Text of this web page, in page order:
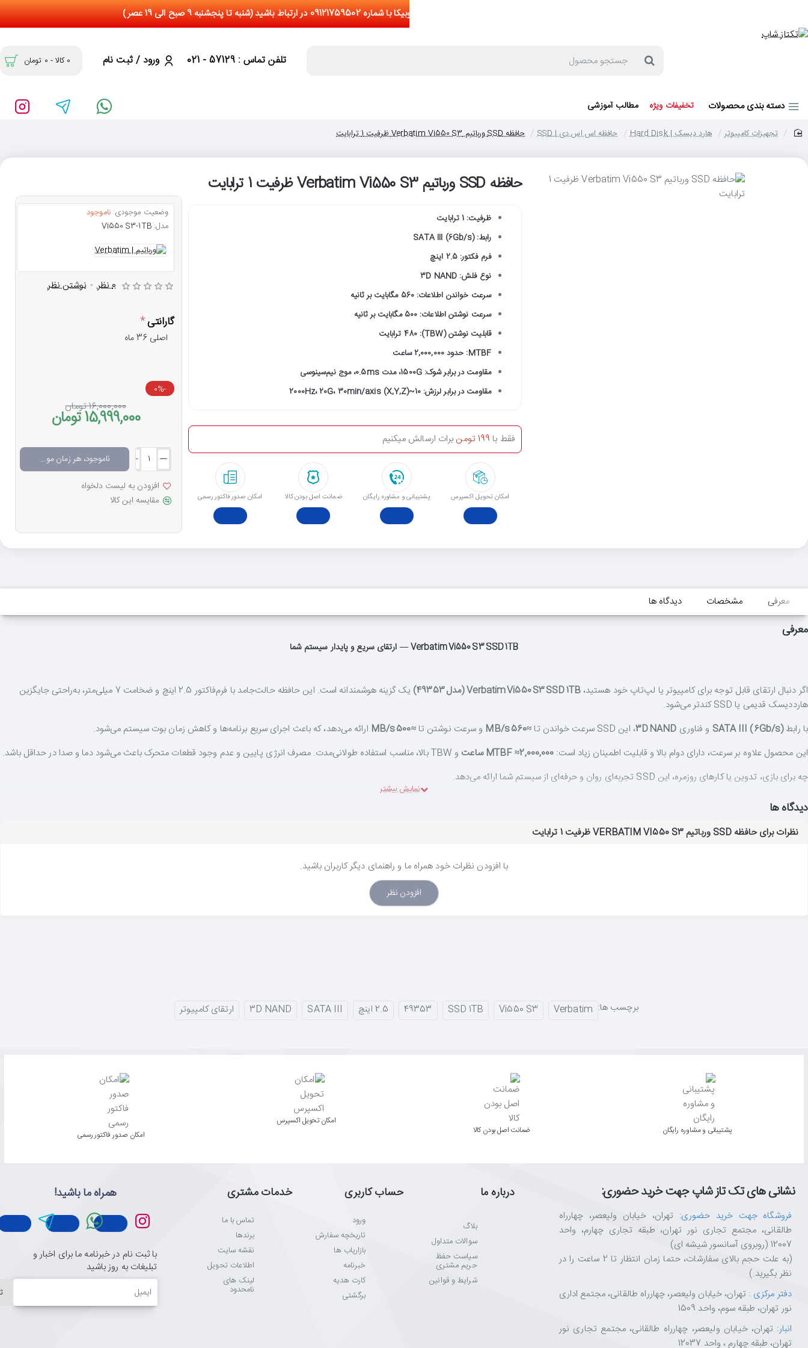
جستجو
تلفن تماس : 57129 - 021 ورود / ثبت نام 0 کالا - 0 تومان
دسته بندی محصولات تخفیفات ویژه مطالب آموزشی
تجهیزات کامپیوتر هارد دیسک | Hard Disk حافظه اس اس دی | SSD حافظه SSD ورباتیم Verbatim Vi550 S3 ظرفیت 1 ترابایت
حافظه SSD ورباتیم Verbatim Vi550 S3 ظرفیت 1 ترابایت
ظرفیت: 1 ترابایت
رابط: SATA III (6Gb/s)
فرم فکتور: 2.5 اینچ
نوع فلش: 3D NAND
سرعت خواندن اطلاعات: 560 مگابایت بر ثانیه
سرعت نوشتن اطلاعات: 500 مگابایت بر ثانیه
قابلیت نوشتن (TBW): 480 ترابایت
MTBF: حدود 2,000,000 ساعت
مقاومت در برابر شوک: 1500G، مدت 0.5ms، موج نیم‌سینوسی
مقاومت در برابر لرزش: 10~2000Hz، 20G، 30min/axis (X,Y,Z)
امکان تحویل اکسپرس پشتیبانی و مشاوره رایگان ﺿﻤﺎﻧﺖ اﺻﻞ ﺑﻮدن ﮐﺎﻟﺎ امکان صدور فاکتور رسمی
فقط با 199 تومن برات ارسالش میکنیم
وضعیت موجودی: ناموجود
مدل: Vi550 S3-1TB
0 نظر - نوشتن نظر
گارانتی
اصلی 36 ماه
-0%
15,999,000 تومان
16,000,000 تومان
ناموجود، هر زمان موجود شد خبرم کن
افزودن به لیست دلخواه
مقایسه این کالا
معرفی مشخصات دیدگاه ها
معرفی
Verbatim Vi550 S3 SSD 1TB — ارتقای سریع و پایدار سیستم شما
اگر دنبال ارتقای قابل توجه برای کامپیوتر یا لپ‌تاپ خود هستید،Verbatim Vi550 S3 SSD 1TB (مدل 49353)
یک گزینه هوشمندانه است. این حافظه حالت‌جامد با فرم‌فاکتور 2.5 اینچ و ضخامت 7 میلی‌متر، به‌راحتی جایگزین
هارددیسک قدیمی یا SSD کندتر می‌شود.
با رابطSATA III (6Gb/s) و فناوری 3D NAND، این SSD سرعت خواندن تا ≈560 MB/s و سرعت نوشتن تا≈500 MB/s
ارائه می‌دهد، که باعث اجرای سریع برنامه‌ها و کاهش زمان بوت سیستم می‌شود.
این محصول علاوه بر سرعت، دارای دوام بالا و قابلیت اطمینان زیاد است: MTBF ≈2,000,000 ساعت
و TBW بالا، مناسب استفاده طولانی‌مدت. مصرف انرژی پایین و عدم وجود قطعات متحرک باعث می‌شود دما و صدا در حداقل باشد.
چه برای بازی، تدوین یا کارهای روزمره، این SSD تجربه‌ای روان و حرفه‌ای از سیستم شما ارائه می‌دهد.
ویژگی‌های کلیدی محصول
✅ رابطSATA III (6 Gb/s)و فناوری3D NAND— عملکرد سریع و پایدار
دیدگاه ها
نظرات برای حافظه SSD ورباتیم VERBATIM VI550 S3 ظرفیت 1 ترابایت
با افزودن نظرات خود همراه ما و راهنمای دیگر کاربران باشید.
افزودن نظر
برچسب ها: Verbatim
Vi550 S3
SSD 1TB
49353 2.5 اینچ SATA III
3D NAND ارتقای کامپیوتر
پشتیبانی و مشاوره رایگان ﺿﻤﺎﻧﺖ اﺻﻞ ﺑﻮدن ﮐﺎﻟﺎ
اﻣﮑﺎن ﺗﺤﻮﯾﻞ اﮐﺴﭙﺮس
امکان صدور فاکتور رسمی
نشانی های تک تاز شاپ جهت خرید حضوری:
فروشگاه جهت خرید حضوری: تهران، خیابان ولیعصر، چهارراه
طالقانی، مجتمع تجاری نور تهران، طبقه تجاری چهارم، واحد
12007 (روبروی آسانسور شیشه ای)
(به علت حجم بالای سفارشات، حتما زمان انتظار تا 2 ساعت را در
نظر بگیرید.)
دفتر مرکزی : تهران، خیابان ولیعصر، چهارراه طالقانی، مجتمع اداری
نور تهران، طبقه سوم، واحد 1509
انبار: تهران، خیابان ولیعصر، چهارراه طالقانی، مجتمع تجاری نور
تهران، طبقه چهارم ، واحد 12037
درباره ما
بلاگ
سوالات متداول
سیاست حفظ
حریم مشتری
شرایط و قوانین
حساب کاربری
ورود
تاریخچه سفارش
بازاریاب ها
خبرنامه
کارت هدیه
برگشتی
خدمات مشتری
تماس با ما
برندها
نقشه سایت
اطلاعات تحویل
لینک های
نامحدود
همراه ما باشید!
با ثبت نام در خبرنامه ما برای اخبار و
تبلیغات به روز باشید
ایمیل